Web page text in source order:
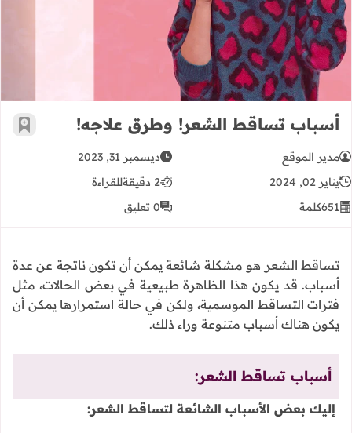
أسباب تساقط الشعر! وطرق علاجه! أضف
مدير الموقع
ديسمبر 31, 2023
يناير 02, 2024
2 دقيقة
للقراءة
651كلمة 0 تعليق
تساقط الشعر هو مشكلة شائعة يمكن أن تكون ناتجة عن عدة
أسباب. قد يكون هذا الظاهرة طبيعية في بعض الحالات، مثل
فترات التساقط الموسمية، ولكن في حالة استمرارها يمكن أن
يكون هناك أسباب متنوعة وراء ذلك.
أسباب تساقط الشعر:
إليك بعض الأسباب الشائعة لتساقط الشعر: